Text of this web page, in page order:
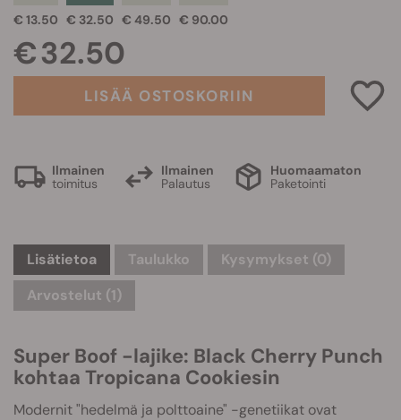
€ 13.50 € 32.50 € 49.50 € 90.00
€ 32.50
LISÄÄ OSTOSKORIIN
Ilmainen
toimitus
Ilmainen
Palautus
Huomaamaton
Paketointi
Lisätietoa Taulukko Kysymykset (0)
Arvostelut (1)
Super Boof -lajike: Black Cherry Punch
kohtaa Tropicana Cookiesin
Modernit "hedelmä ja polttoaine" -genetiikat ovat